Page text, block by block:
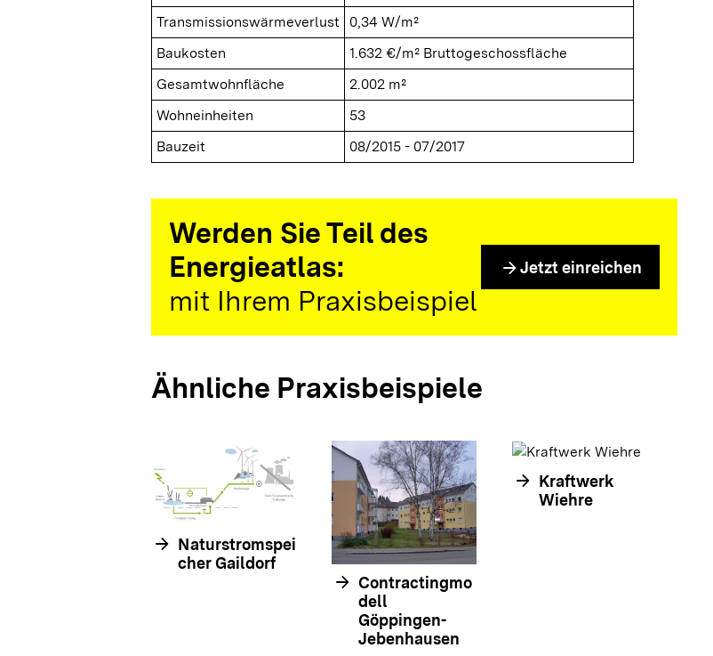
Transmissionswärmeverlust
0,34 W/m²
Baukosten
1.632 €/m² Bruttogeschossfläche
Gesamtwohnfläche
2.002 m²
Wohneinheiten
53
Bauzeit
08/2015 - 07/2017
Werden Sie Teil des
Energieatlas:
mit Ihrem Praxisbeispiel
arrow_forward Jetzt einreichen
Ähnliche Praxisbeispiele
arrow_forward Naturstromspei
cher Gaildorf
arrow_forward Contractingmo
dell
Göppingen-
Jebenhausen
arrow_forward Kraftwerk
Wiehre